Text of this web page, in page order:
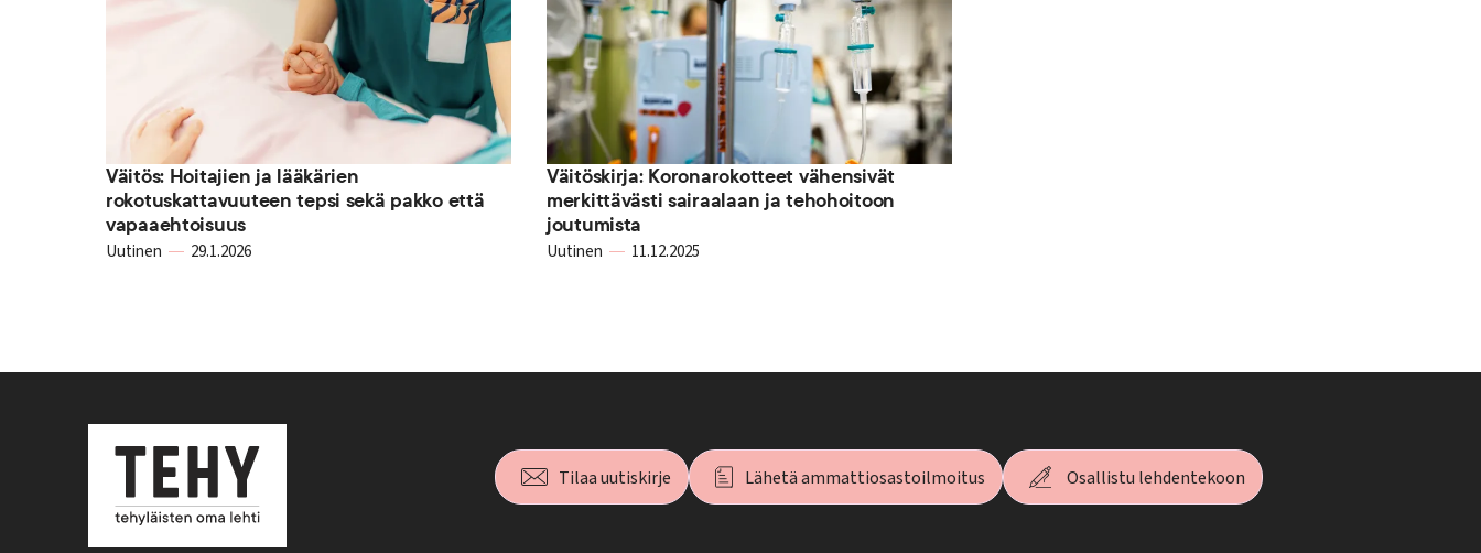
Väitös: Hoitajien ja lääkärien
rokotuskattavuuteen tepsi sekä pakko että
vapaaehtoisuus
Uutinen 29.1.2026
Väitöskirja: Koronarokotteet vähensivät
merkittävästi sairaalaan ja tehohoitoon
joutumista
Uutinen 11.12.2025
Tilaa uutiskirje Lähetä ammattiosastoilmoitus Osallistu lehdentekoon